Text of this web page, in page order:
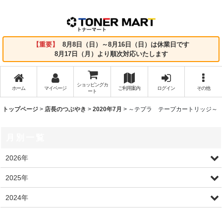
【重要】
8月8日（日）～8月16日（日）は休業日です
8月17日（月）より順次対応いたします
ホーム マイページ
ショッピングカ
ート
ご利用案内 ログイン その他
トップページ > 店長のつぶやき > 2020年7月 > ～テプラ テープカートリッジ～
2026年
2025年
2024年